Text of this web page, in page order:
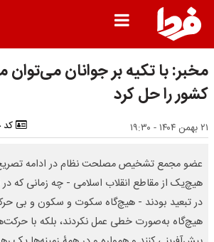
مخبر: با تکیه بر جوانان
کشور را حل کرد
۲۱ بهمن ۱۴۰۴ - ۱۹:۳۰ کد
عضو مجمع تشخیص مصلحت نظام در ادامه تصریح
هیچ‌یک از مقاطع انقلاب اسلامی - چه زمانی که
در تبعید بودند - هیچ‌گاه سکوت و سکون و بی
هیچ‌گاه به‌صورت خطی عمل نکردند، بلکه با